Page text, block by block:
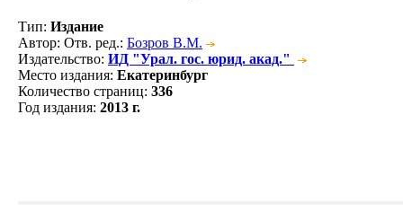
Тип: Издание
Автор: Отв. ред.: Бозров В.М.
Издательство: ИД "Урал. гос. юрид. акад."
Место издания: Екатеринбург
Количество страниц: 336
Год издания: 2013 г.